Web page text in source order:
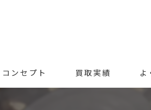
コンセプト 買取実績 よ